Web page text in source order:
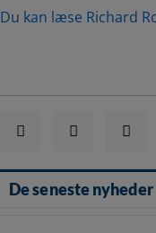
Du kan læse Richard
De seneste nyheder